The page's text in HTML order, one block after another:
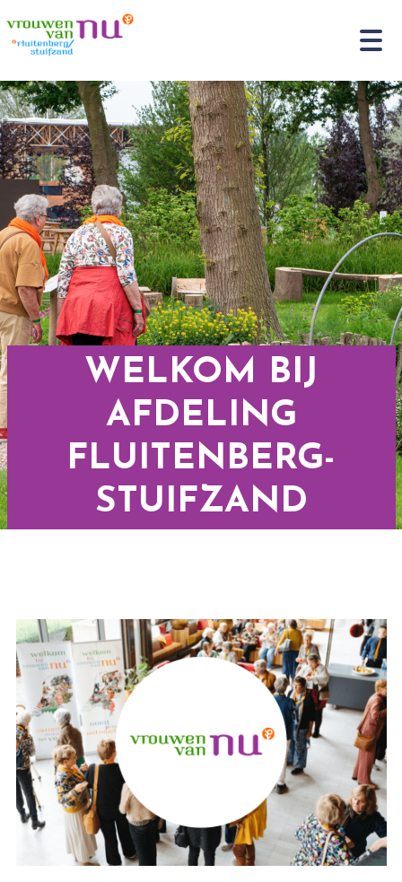
WELKOM BIJ
AFDELING
FLUITENBERG-
STUIFZAND